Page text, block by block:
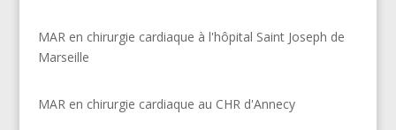
MAR en chirurgie cardiaque à l'hôpital Saint Joseph de
Marseille
MAR en chirurgie cardiaque au CHR d'Annecy